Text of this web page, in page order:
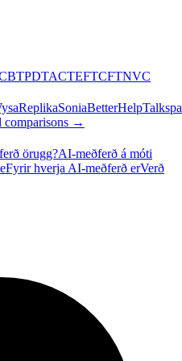
PDTACTEFTCFTNVC
ReplikaSoniaBetterHelp
comparisons →
örugg?AI-meðferð á móti
Fyrir hverja AI-meðferð erVerð